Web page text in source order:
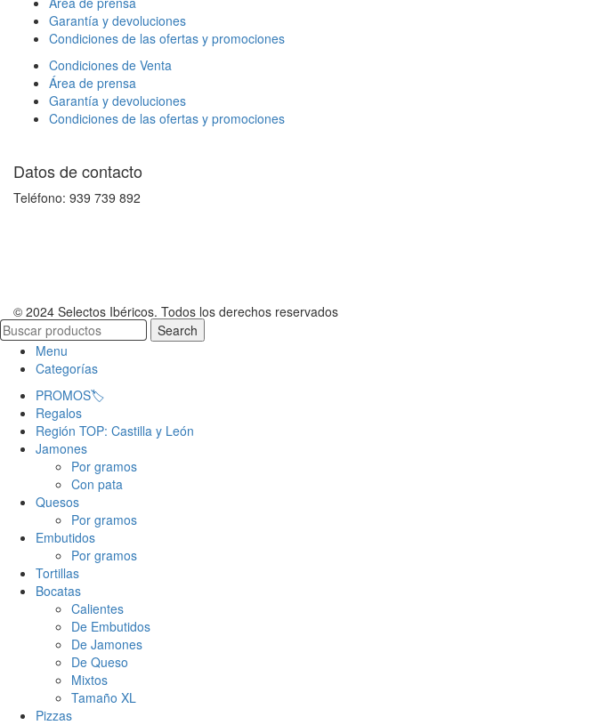
Garantía y devoluciones
Condiciones de las ofertas y promociones
Condiciones de Venta
Área de prensa
Garantía y devoluciones
Condiciones de las ofertas y promociones
Datos de contacto
Teléfono: 939 739 892
© 2024 Selectos Ibéricos. Todos los derechos reservados
Search
Menu
Categorías
PROMOS🏷️
Regalos
Región TOP: Castilla y León
Jamones
Por gramos
Con pata
Quesos
Por gramos
Embutidos
Por gramos
Tortillas
Bocatas
Calientes
De Embutidos
De Jamones
De Queso
Mixtos
Tamaño XL
Pizzas